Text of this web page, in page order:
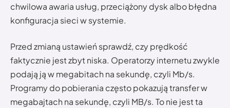
chwilowa awaria usług, przeciążony dysk albo błędna
konfiguracja sieci w systemie.
Przed zmianą ustawień sprawdź, czy prędkość
faktycznie jest zbyt niska. Operatorzy internetu zwykle
podają ją w megabitach na sekundę, czyli Mb/s.
Programy do pobierania często pokazują transfer w
megabajtach na sekundę, czyli MB/s. To nie jest ta